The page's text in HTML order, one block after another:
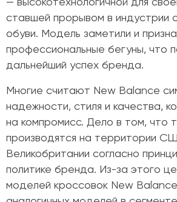
— высокотехнологичной для
ставшей прорывом в индустрии
обуви. Модель заметили и
профессиональные бегуны, что
дальнейший успех бренда.
Многие считают New Balance
надежности, стиля и качества,
на компромисс. Дело в том, что
производятся на территории
Великобритании согласно
политике бренда. Из-за этого
моделей кроссовок New